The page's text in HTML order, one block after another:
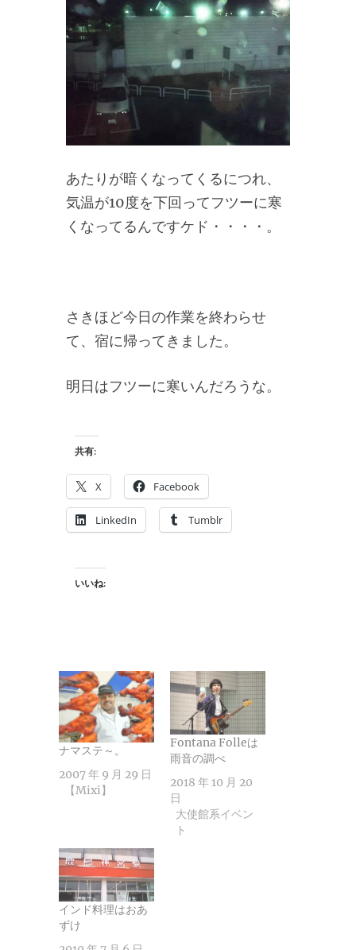
あたりが暗くなってくるにつれ、
気温が10度を下回ってフツーに寒
くなってるんですケド・・・・。
さきほど今日の作業を終わらせ
て、宿に帰ってきました。
明日はフツーに寒いんだろうな。
共有:
X Facebook
LinkedIn Tumblr
いいね:
ナマステ～。
2007 年 9 月 29 日
【Mixi】
Fontana Folleは
雨音の調べ
2018 年 10 月 20
日
大使館系イベン
ト
インド料理はおあ
ずけ